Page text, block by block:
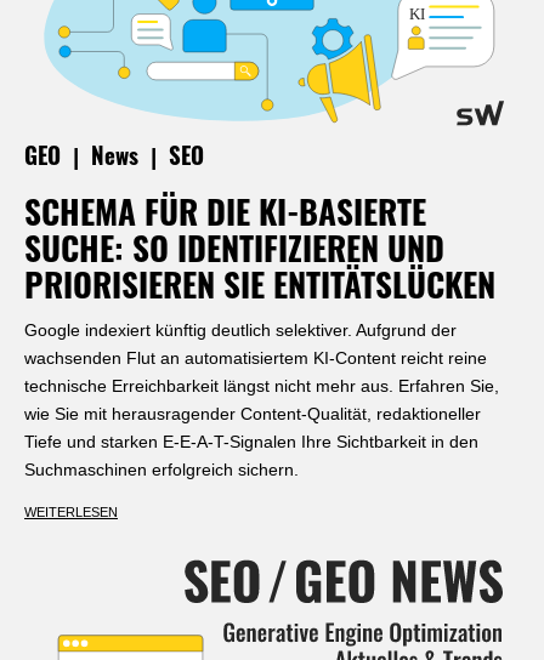
GEO News SEO
SCHEMA FÜR DIE KI-BASIERTE
SUCHE: SO IDENTIFIZIEREN UND
PRIORISIEREN SIE ENTITÄTSLÜCKEN
Google indexiert künftig deutlich selektiver. Aufgrund der
wachsenden Flut an automatisiertem KI-Content reicht reine
technische Erreichbarkeit längst nicht mehr aus. Erfahren Sie,
wie Sie mit herausragender Content-Qualität, redaktioneller
Tiefe und starken E-E-A-T-Signalen Ihre Sichtbarkeit in den
Suchmaschinen erfolgreich sichern.
WEITERLESEN